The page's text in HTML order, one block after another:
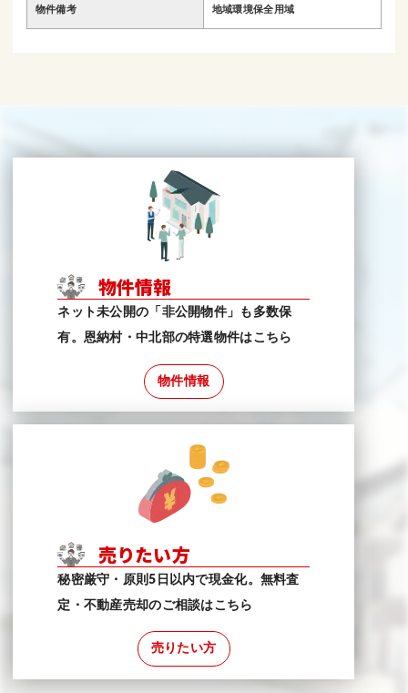
物件備考 地域環境保全用域
物件情報
ネット未公開の「非公開物件」も多数保
有。恩納村・中北部の特選物件はこちら
物件情報
売りたい方
秘密厳守・原則5日以内で現金化。無料査
定・不動産売却のご相談はこちら
売りたい方